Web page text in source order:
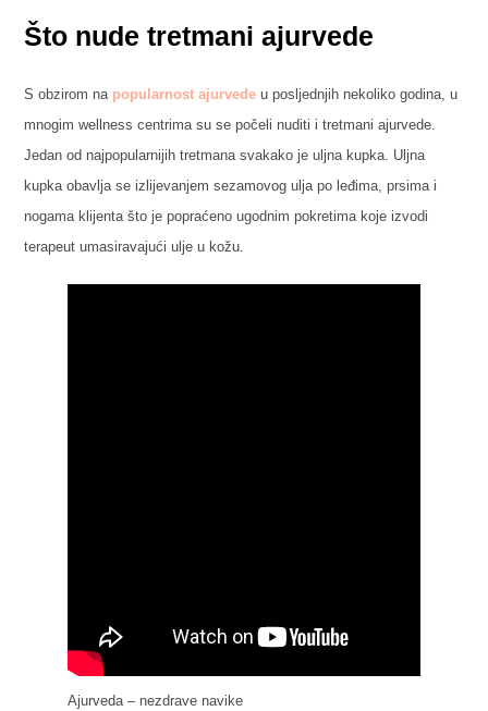
Što nude tretmani ajurvede
S obzirom na popularnost ajurvedeu posljednjih nekoliko godina, u
mnogim wellness centrima su se počeli nuditi i tretmani ajurvede.
Jedan od najpopularnijih tretmana svakako je uljna kupka. Uljna
kupka obavlja se izlijevanjem sezamovog ulja po leđima, prsima i
nogama klijenta što je popraćeno ugodnim pokretima koje izvodi
terapeut umasiravajući ulje u kožu.
Ajurveda – nezdrave navike